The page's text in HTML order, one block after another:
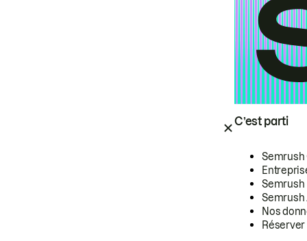
C’est parti
Semrush
Semrush
Semrush
Nos